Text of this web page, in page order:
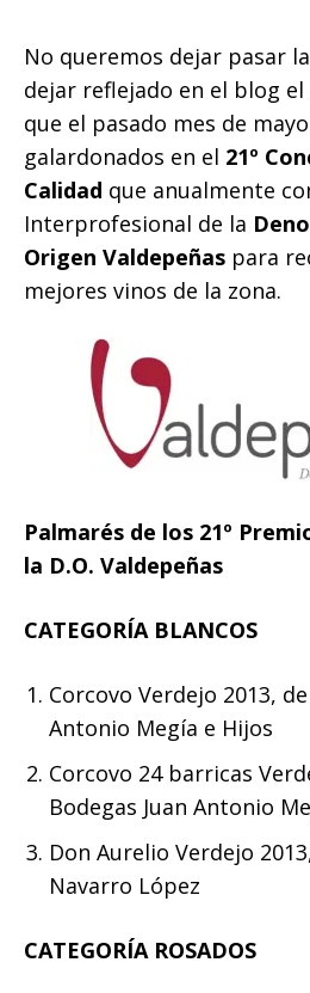
No queremos dejar pasar
dejar reflejado en el blog
que el pasado mes de
galardonados en el 21º
Calidad que anualmente
Interprofesional de la
Origen Valdepeñas para
mejores vinos de la zona.
Palmarés de los 21º
la D.O. Valdepeñas
CATEGORÍA BLANCOS
Corcovo Verdejo 2013,
Antonio Megía e Hijos
Corcovo 24 barricas
Bodegas Juan Antonio
Don Aurelio Verdejo
Navarro López
CATEGORÍA ROSADOS